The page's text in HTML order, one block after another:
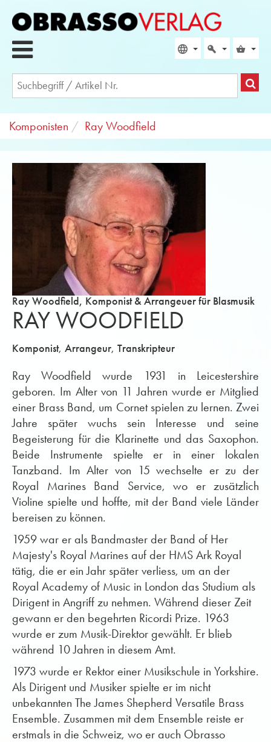
Komponisten Ray Woodfield
Ray Woodfield, Komponist & Arrangeuer für Blasmusik
RAY WOODFIELD
Komponist, Arrangeur, Transkripteur
Ray Woodfield wurde 1931 in Leicestershire
geboren. Im Alter von 11 Jahren wurde er Mitglied
einer Brass Band, um Cornet spielen zu lernen. Zwei
Jahre später wuchs sein Interesse und seine
Begeisterung für die Klarinette und das Saxophon.
Beide Instrumente spielte er in einer lokalen
Tanzband. Im Alter von 15 wechselte er zu der
Royal Marines Band Service, wo er zusätzlich
Violine spielte und hoffte, mit der Band viele Länder
bereisen zu können.
1959 war er als Bandmaster der Band of Her
Majesty's Royal Marines auf der HMS Ark Royal
tätig, die er ein Jahr später verliess, um an der
Royal Academy of Music in London das Studium als
Dirigent in Angriff zu nehmen. Während dieser Zeit
gewann er den begehrten Ricordi Prize. 1963
wurde er zum Musik-Direktor gewählt. Er blieb
während 10 Jahren in diesem Amt.
1973 wurde er Rektor einer Musikschule in Yorkshire.
Als Dirigent und Musiker spielte er im nicht
unbekannten The James Shepherd Versatile Brass
Ensemble. Zusammen mit dem Ensemble reiste er
erstmals in die Schweiz, wo er auch Obrasso